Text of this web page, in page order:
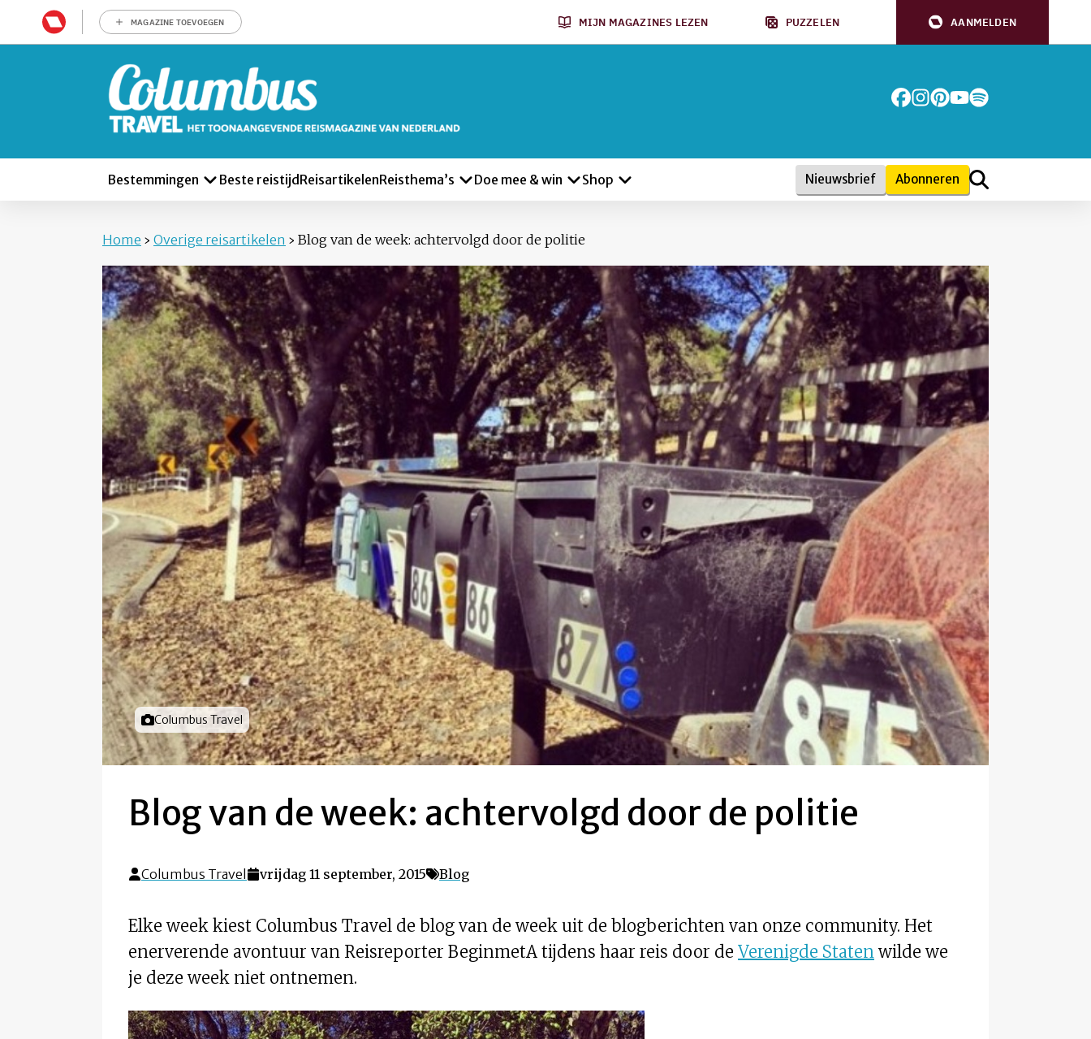
MAGAZINE TOEVOEGEN MIJN MAGAZINES LEZEN PUZZELEN AANMELDEN
Bestemmingen Beste reistijd ReisartikelenReisthema’s Doe mee & win Shop Nieuwsbrief Abonneren
Home › Overige reisartikelen › Blog van de week: achtervolgd door de politie
Foto door
Columbus Travel
Blog van de week: achtervolgd door de politie
Columbus Travel vrijdag 11 september, 2015 Blog
Elke week kiest Columbus Travel de blog van de week uit de blogberichten van onze community. Het
enerverende avontuur van Reisreporter BeginmetA tijdens haar reis door de Verenigde Staten wilde we
je deze week niet ontnemen.